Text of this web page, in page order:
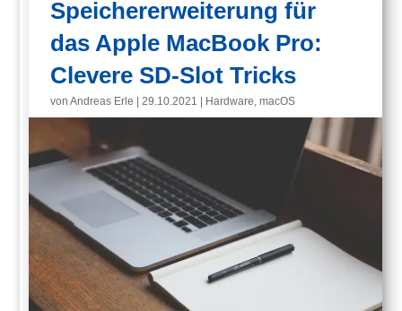
Speichererweiterung für
das Apple MacBook Pro:
Clevere SD-Slot Tricks
vonAndreas Erle |29.10.2021 Hardware,macOS